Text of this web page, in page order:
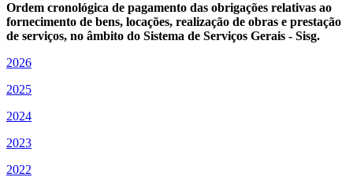
Ordem cronológica de pagamento das obrigações relativas ao
fornecimento de bens, locações, realização de obras e prestação
de serviços, no âmbito do Sistema de Serviços Gerais - Sisg.
2026
2025
2024
2023
2022